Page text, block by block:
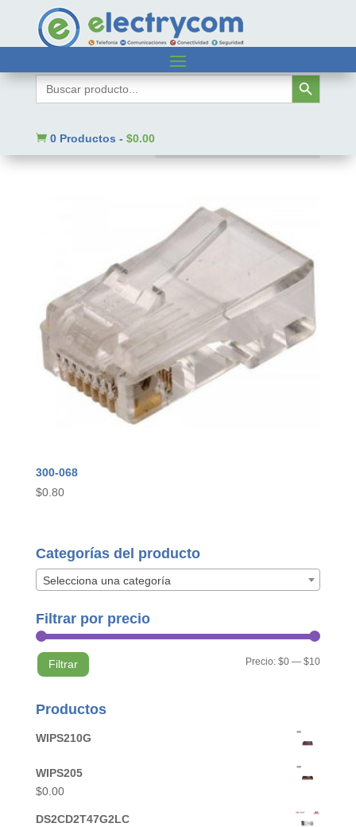
Buscar: Botón de búsqueda
 0 Productos - $0.00
Steren
300-068
$0.80
Categorías del producto
Selecciona una categoría
Filtrar por precio
Precio
Precio
Filtrar Precio:$0 —$10
Productos
WIPS210G
WIPS205
$0.00
DS2CD2T47G2LC